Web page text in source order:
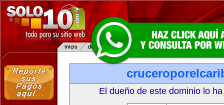
El dueño de este dominio lo